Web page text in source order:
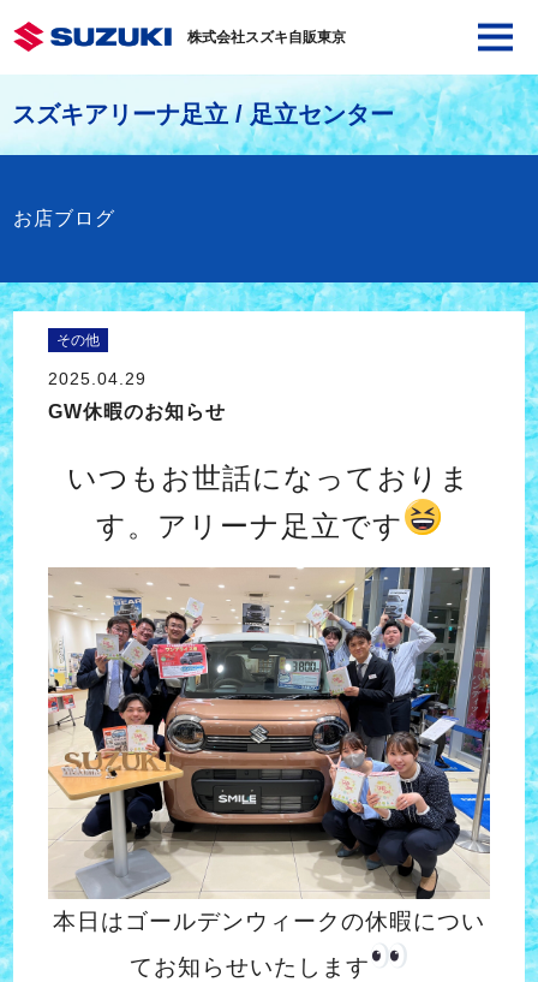
株式会社スズキ自販東京
スズキアリーナ足立 / 足立センター
お店ブログ
その他
2025.04.29
GW休暇のお知らせ
いつもお世話になっておりま
す。アリーナ足立です
本日はゴールデンウィークの休暇につい
てお知らせいたします